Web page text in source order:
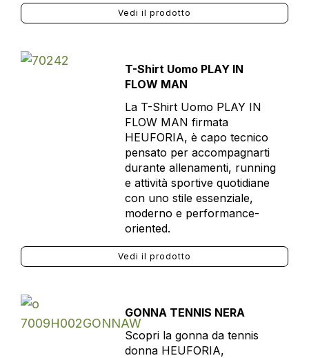
Vedi il prodotto
T-Shirt Uomo PLAY IN
FLOW MAN
La T-Shirt Uomo PLAY IN
FLOW MAN firmata
HEUFORIA, è capo tecnico
pensato per accompagnarti
durante allenamenti, running
e attività sportive quotidiane
con uno stile essenziale,
moderno e performance-
oriented.
Vedi il prodotto
GONNA TENNIS NERA
Scopri la gonna da tennis
donna HEUFORIA,